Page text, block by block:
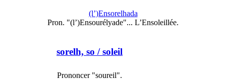
(l’)Ensorelhada
Pron. "(l’)Ensourélyade"... L’Ensoleillée.
sorelh, so / soleil
Prononcer "soureil".